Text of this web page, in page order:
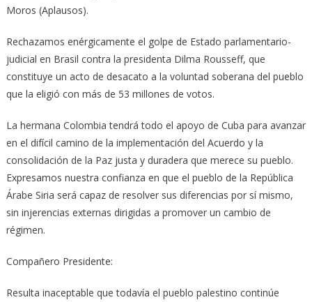
Moros (Aplausos).
Rechazamos enérgicamente el golpe de Estado parlamentario-
judicial en Brasil contra la presidenta Dilma Rousseff, que
constituye un acto de desacato a la voluntad soberana del pueblo
que la eligió con más de 53 millones de votos.
La hermana Colombia tendrá todo el apoyo de Cuba para avanzar
en el difícil camino de la implementación del Acuerdo y la
consolidación de la Paz justa y duradera que merece su pueblo.
Expresamos nuestra confianza en que el pueblo de la República
Árabe Siria será capaz de resolver sus diferencias por sí mismo,
sin injerencias externas dirigidas a promover un cambio de
régimen.
Compañero Presidente:
Resulta inaceptable que todavía el pueblo palestino continúe